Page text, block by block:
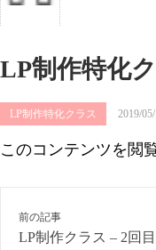
LP制作特化
LP制作特化クラス 2019/
このコンテンツを閲
前の記事
LP制作クラス – 2回